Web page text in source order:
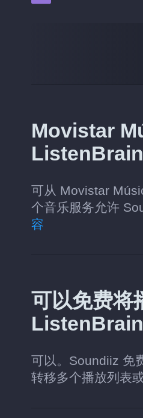
Movistar
可从 Movistar
个音乐服务允许
容
可以免费将
可以。Soundiiz 免
转移多个播放列表